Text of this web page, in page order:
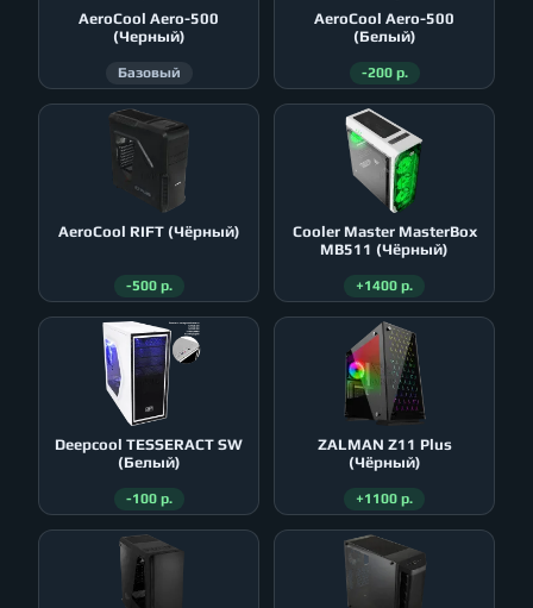
AeroСool Aero-500
(Черный)
Базовый
AeroСool Aero-500
(Белый)
-200 р.
AeroСool RIFT (Чёрный)
-500 р.
Cooler Master MasterBox
MB511 (Чёрный)
+1400 р.
Deepcool TESSERACT SW
(Белый)
-100 р.
ZALMAN Z11 Plus
(Чёрный)
+1100 р.